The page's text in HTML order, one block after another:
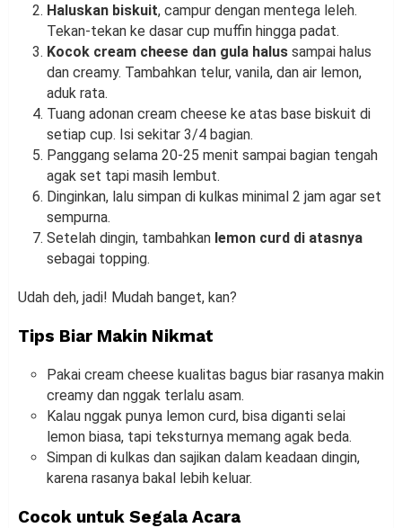
Haluskan biskuit, campur dengan mentega leleh.
Tekan-tekan ke dasar cup muffin hingga padat.
Kocok cream cheese dan gula halus sampai halus
dan creamy. Tambahkan telur, vanila, dan air lemon,
aduk rata.
Tuang adonan cream cheese ke atas base biskuit di
setiap cup. Isi sekitar 3/4 bagian.
Panggang selama 20-25 menit sampai bagian tengah
agak set tapi masih lembut.
Dinginkan, lalu simpan di kulkas minimal 2 jam agar set
sempurna.
Setelah dingin, tambahkan lemon curd di atasnya
sebagai topping.
Udah deh, jadi! Mudah banget, kan?
Tips Biar Makin Nikmat
Pakai cream cheese kualitas bagus biar rasanya makin
creamy dan nggak terlalu asam.
Kalau nggak punya lemon curd, bisa diganti selai
lemon biasa, tapi teksturnya memang agak beda.
Simpan di kulkas dan sajikan dalam keadaan dingin,
karena rasanya bakal lebih keluar.
Cocok untuk Segala Acara